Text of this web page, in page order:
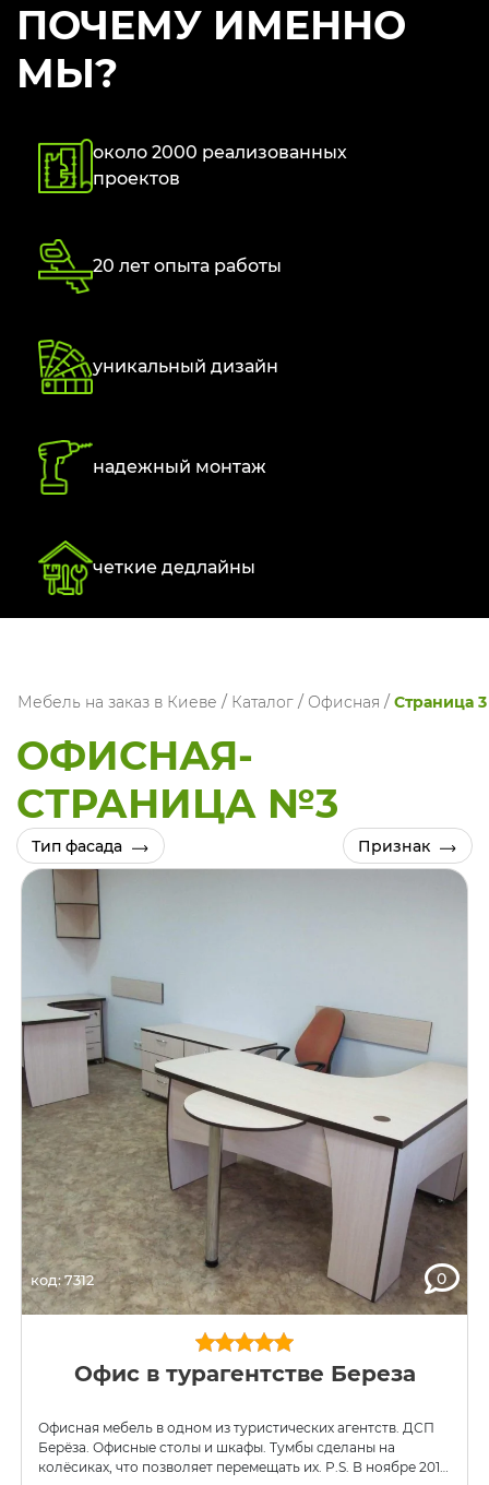
ПОЧЕМУ ИМЕННО
МЫ?
около 2000 реализованных
проектов
20 лет опыта работы
уникальный дизайн
надежный монтаж
четкие дедлайны
Мебель на заказ в Киеве / Каталог / Офисная / Страница 3
ОФИСНАЯ-
СТРАНИЦА №3
Тип фасада Признак
код: 7312 0
Офис в турагентстве Береза
Офисная мебель в одном из туристических агентств. ДСП
Берёза. Офисные столы и шкафы. Тумбы сделаны на
колёсиках, что позволяет перемещать их. P.S. В ноябре 2012